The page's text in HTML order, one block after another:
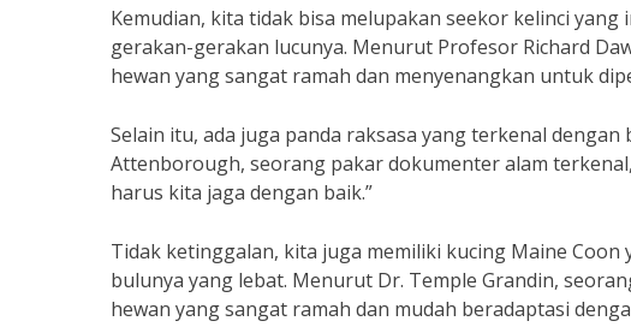
Kemudian, kita tidak bisa melupakan seekor kelinci
gerakan-gerakan lucunya. Menurut Profesor Richard
hewan yang sangat ramah dan menyenangkan untuk
Selain itu, ada juga panda raksasa yang terkenal
Attenborough, seorang pakar dokumenter alam
harus kita jaga dengan baik.”
Tidak ketinggalan, kita juga memiliki kucing Maine
bulunya yang lebat. Menurut Dr. Temple Grandin,
hewan yang sangat ramah dan mudah beradaptasi